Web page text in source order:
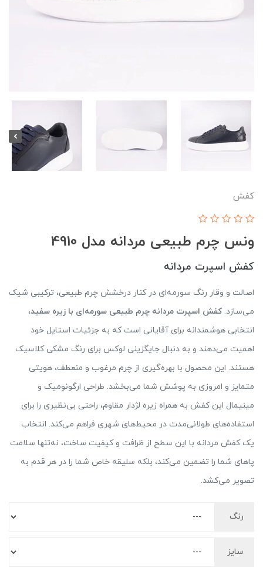
کفش
ونس چرم طبیعی مردانه مدل 4910
کفش اسپرت مردانه
اصالت و وقار رنگ سورمه‌ای در کنار درخشش چرم طبیعی، ترکیبی شیک
می‌سازد.کفش اسپرت مردانه چرم طبیعی سورمه‌ای با زیره سفید،
انتخابی هوشمندانه برای آقایانی است که به جزئیات استایل خود
اهمیت می‌دهند و به دنبال جایگزینی لوکس برای رنگ مشکی کلاسیک
هستند. این محصول با بهره‌گیری از چرم مرغوب و منعطف، هویتی
متمایز و امروزی به پوشش شما می‌بخشد. طراحی ارگونومیک و
مینیمال این کفش به همراه زیره لژدار مقاوم، راحتی بی‌نظیری را برای
استفاده‌های طولانی‌مدت در محیط‌های شهری فراهم می‌کند. انتخاب
یک کفش مردانه با این سطح از ظرافت و کیفیت ساخت، نه‌تنها سلامت
پاهای شما را تضمین می‌کند، بلکه سلیقه خاص شما را در هر قدم به
تصویر می‌کشد.
رنگ
سایز